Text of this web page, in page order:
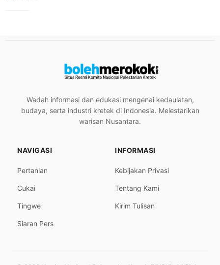
Wadah informasi dan edukasi mengenai kedaulatan,
budaya, serta industri kretek di Indonesia. Melestarikan
warisan Nusantara.
NAVIGASI
Pertanian
Cukai
Tingwe
Siaran Pers
INFORMASI
Kebijakan Privasi
Tentang Kami
Kirim Tulisan